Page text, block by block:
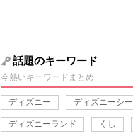
話題のキーワード
今熱いキーワードまとめ
ディズニー ディズニーシー
ディズニーランド くし